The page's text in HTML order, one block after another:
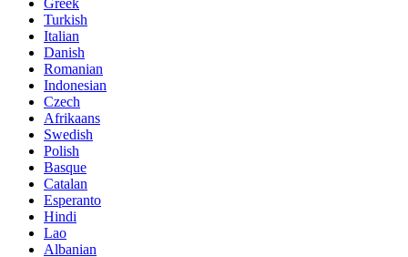
Turkish
Italian
Danish
Romanian
Indonesian
Czech
Afrikaans
Swedish
Polish
Basque
Catalan
Esperanto
Hindi
Lao
Albanian